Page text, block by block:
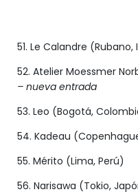
51. Le Calandre (Rubano,
52. Atelier Moessmer
– nueva entrada
53. Leo (Bogotá,
54. Kadeau
55. Mérito (Lima, Perú)
56. Narisawa (Tokio,